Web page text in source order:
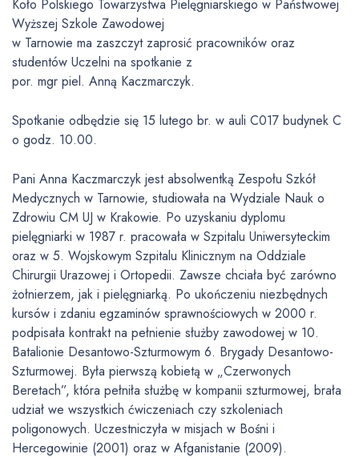
Koło Polskiego Towarzystwa Pielęgniarskiego w Państwowej
Wyższej Szkole Zawodowej
w Tarnowie ma zaszczyt zaprosić pracowników oraz
studentów Uczelni na spotkanie z
por. mgr piel. Anną Kaczmarczyk.
Spotkanie odbędzie się 15 lutego br. w auli C017 budynek C
o godz. 10.00.
Pani Anna Kaczmarczyk jest absolwentką Zespołu Szkół
Medycznych w Tarnowie, studiowała na Wydziale Nauk o
Zdrowiu CM UJ w Krakowie. Po uzyskaniu dyplomu
pielęgniarki w 1987 r. pracowała w Szpitalu Uniwersyteckim
oraz w 5. Wojskowym Szpitalu Klinicznym na Oddziale
Chirurgii Urazowej i Ortopedii. Zawsze chciała być zarówno
żołnierzem, jak i pielęgniarką. Po ukończeniu niezbędnych
kursów i zdaniu egzaminów sprawnościowych w 2000 r.
podpisała kontrakt na pełnienie służby zawodowej w 10.
Batalionie Desantowo-Szturmowym 6. Brygady Desantowo-
Szturmowej. Była pierwszą kobietą w „Czerwonych
Beretach”, która pełniła służbę w kompanii szturmowej, brała
udział we wszystkich ćwiczeniach czy szkoleniach
poligonowych. Uczestniczyła w misjach w Bośni i
Hercegowinie (2001) oraz w Afganistanie (2009).